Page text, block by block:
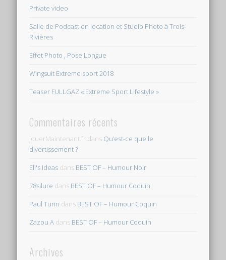
Private video
Salle de Podcast en location et Studio Photo à Trois-
Rivières
Effet Photo , Pose Longue
Wingsuit Extreme sport 2018
Teaser FULLGAZ « Extreme Sport Lifestyle »
Commentaires récents
JouerMaintenant.fr dans Qu’est-ce que le
divertissement ?
Eli's Ideas dans BEST OF – Humour Noir
78silure dans BEST OF – Humour Coquin
Paul Turin dans BEST OF – Humour Coquin
Zazou A dans BEST OF – Humour Coquin
Archives